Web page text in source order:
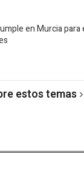
en Murcia para
estos temas